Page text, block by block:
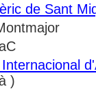
de Sant
Internacional
)